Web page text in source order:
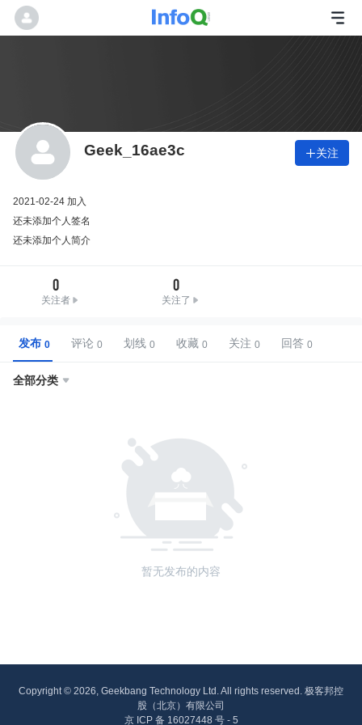
Geek_16ae3c 关注
2021-02-24 加入
还未添加个人签名
还未添加个人简介
0
关注者
0
关注了
发布 评论 划线 收藏 关注 回答
全部分类 
暂无发布的内容
Copyright © 2026, Geekbang Technology Ltd. All rights reserved. 极客邦控
股（北京）有限公司
京 ICP 备 16027448 号 - 5